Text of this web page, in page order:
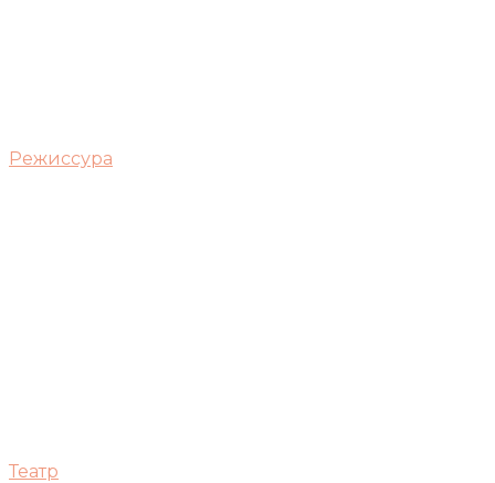
Режиссура
Театр